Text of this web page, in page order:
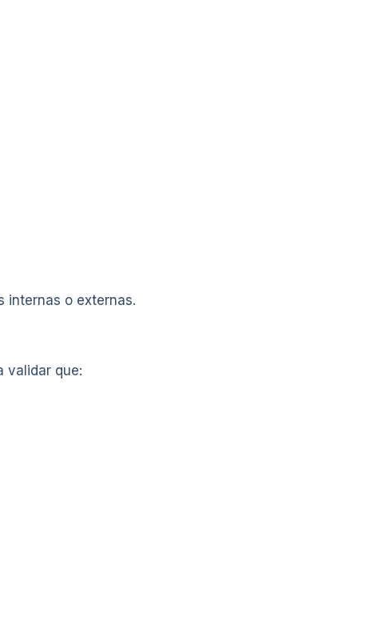
internas o externas.
validar que: